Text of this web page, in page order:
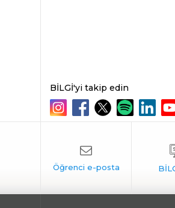
BİLGİ'yi takip edin